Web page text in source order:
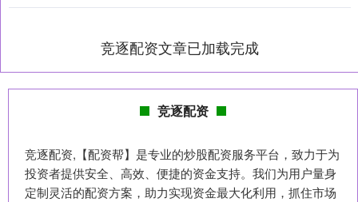
竞逐配资文章已加载完成
竞逐配资
竞逐配资,【配资帮】是专业的炒股配资服务平台，致力于为
投资者提供安全、高效、便捷的资金支持。我们为用户量身
定制灵活的配资方案，助力实现资金最大化利用，抓住市场